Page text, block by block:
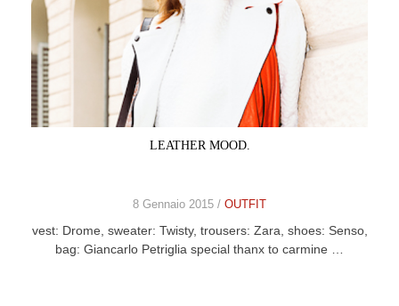
LEATHER MOOD.
8 Gennaio 2015 / OUTFIT
vest: Drome, sweater: Twisty, trousers: Zara, shoes: Senso,
bag: Giancarlo Petriglia special thanx to carmine …